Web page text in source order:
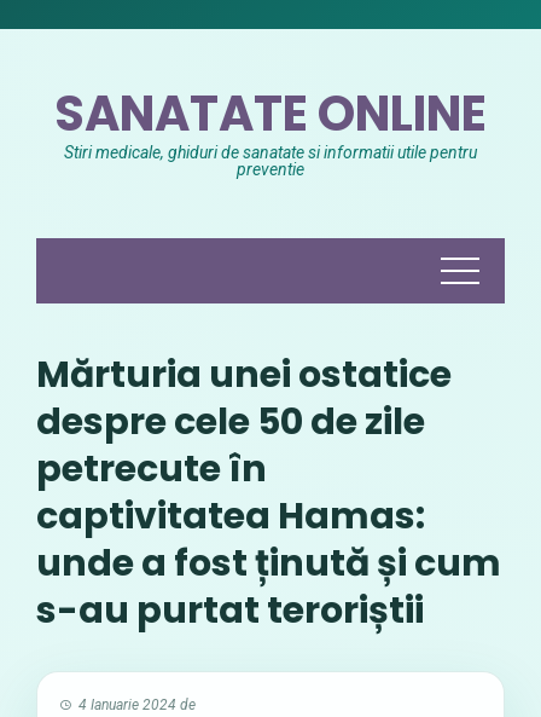
SANATATE ONLINE
Stiri medicale, ghiduri de sanatate si informatii utile pentru
preventie
Mărturia unei ostatice
despre cele 50 de zile
petrecute în
captivitatea Hamas:
unde a fost ținută și cum
s-au purtat teroriștii
4 Ianuarie 2024 de